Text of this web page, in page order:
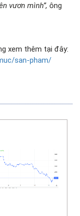
vươn mình”, ông
xem thêm tại đây:
san-pham/